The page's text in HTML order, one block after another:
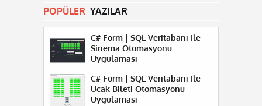
POPÜLER YAZILAR
C# Form | SQL Veritabanı İle
Sinema Otomasyonu
Uygulaması
C# Form | SQL Veritabanı İle
Uçak Bileti Otomasyonu
Uygulaması